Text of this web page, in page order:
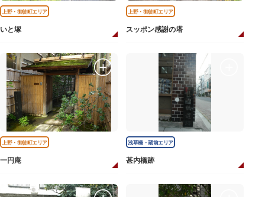
上野・御徒町エリア
いと塚
上野・御徒町エリア
スッポン感謝の塔
上野・御徒町エリア
一円庵
浅草橋・蔵前エリア
甚内橋跡